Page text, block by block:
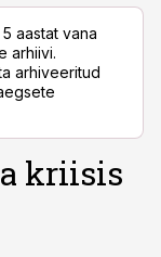
aastat vana
arhiivi.
arhiveeritud
kriisis